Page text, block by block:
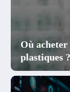
Où acheter
plastiques ?